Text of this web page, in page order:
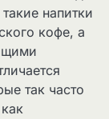
напитки
кофе, а
так часто